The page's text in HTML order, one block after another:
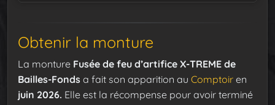
Obtenir la monture
La monture Fusée de feu d’artifice X-TREME de
Bailles-Fonds a fait son apparition au Comptoir en
juin 2026. Elle est la récompense pour avoir terminé